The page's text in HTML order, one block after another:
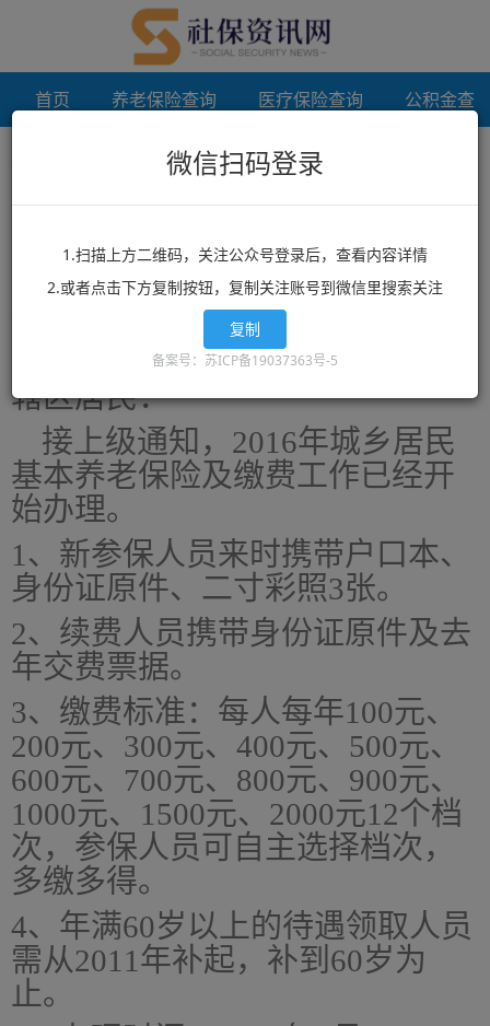
首页 养老保险查询 医疗保险查询 公积金查
居民养老保险开始续费啦
居民养老保险开始续费啦
来源：古渡办玉泉社区 作者： 日期：2016-07-30
通知
辖区居民：
接上级通知，2016年城乡居民
基本养老保险及缴费工作已经开
始办理。
1、 新参保人员来时携带户口本、
身份证原件、二寸彩照3张。
2、 续费人员携带身份证原件及去
年交费票据。
3、 缴费标准：每人每年100元、
200元、300元、400元、500元、
600元、700元、800元、900元、
1000元、1500元、2000元12个档
次，参保人员可自主选择档次，
多缴多得。
4、 年满60岁以上的待遇领取人员
需从2011年补起，补到60岁为
止。
微信扫码登录
1.扫描上方二维码，关注公众号登录后，查看内容详情
2.或者点击下方复制按钮，复制关注账号到微信里搜索关注
复制
备案号：苏ICP备19037363号-5